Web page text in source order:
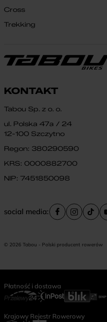
Cross
Trekking
KONTAKT
Tabou Sp. z o. o.
ul. Polska 47a / 24
12-100 Szczytno
Regon: 380290590
KRS: 0000882700
NIP: 7451850098
social media:
© 2026 Tabou - Polski producent rowerów
Płatność i dostawa
Krajowy Rejestr Rowerowy